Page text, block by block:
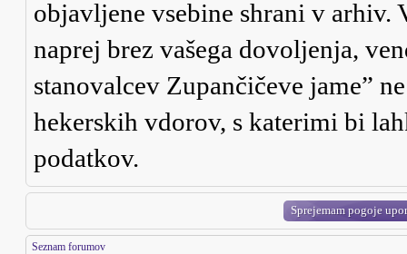
objavljene vsebine shrani v arhiv.
naprej brez vašega dovoljenja,
stanovalcev Zupančičeve jame”
hekerskih vdorov, s katerimi bi
podatkov.
Seznam forumov